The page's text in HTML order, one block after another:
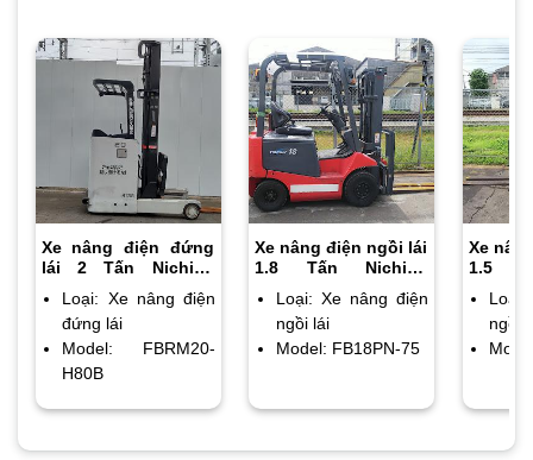
Xe nâng điện đứng
lái 2 Tấn Nichiyu
cao nâng 4.7m
Loại: Xe nâng điện
đứng lái
Model: FBRM20-
H80B
Xe nâng điện ngồi lái
1.8 Tấn Nichiyu
cao nâng 3m
Loại: Xe nâng điện
ngồi lái
Model: FB18PN-75
Xe
1.5
chiều
ngồi